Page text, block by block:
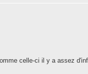
celle-ci il y a assez